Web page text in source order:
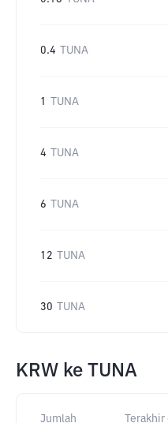
0.4 TUNA
1 TUNA
4 TUNA
6 TUNA
12 TUNA
30 TUNA
KRW ke TUNA
Jumlah